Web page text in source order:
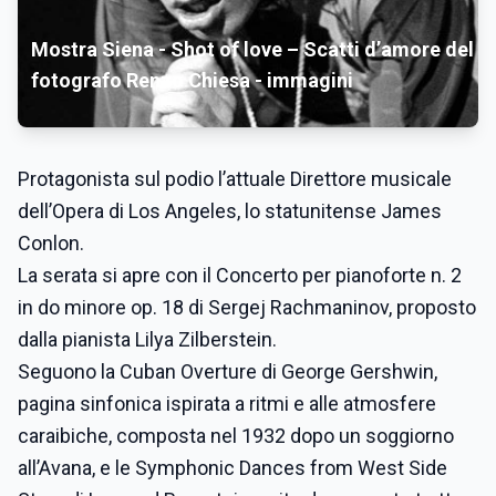
Mostra Siena - Shot of love – Scatti d’amore del
fotografo Renzo Chiesa - immagini
Protagonista sul podio l’attuale Direttore musicale
dell’Opera di Los Angeles, lo statunitense James
Conlon.
La serata si apre con il Concerto per pianoforte n. 2
in do minore op. 18 di Sergej Rachmaninov, proposto
dalla pianista Lilya Zilberstein.
Seguono la Cuban Overture di George Gershwin,
pagina sinfonica ispirata a ritmi e alle atmosfere
caraibiche, composta nel 1932 dopo un soggiorno
all’Avana, e le Symphonic Dances from West Side